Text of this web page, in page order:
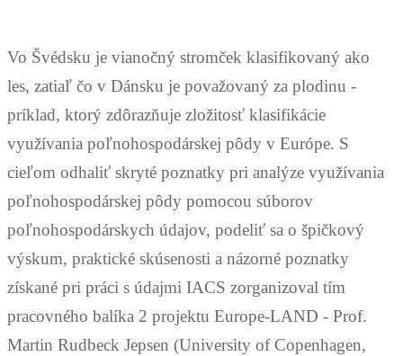
Vo Švédsku je vianočný stromček klasifikovaný ako
les, zatiaľ čo v Dánsku je považovaný za plodinu -
príklad, ktorý zdôrazňuje zložitosť klasifikácie
využívania poľnohospodárskej pôdy v Európe. S
cieľom odhaliť skryté poznatky pri analýze využívania
poľnohospodárskej pôdy pomocou súborov
poľnohospodárskych údajov, podeliť sa o špičkový
výskum, praktické skúsenosti a názorné poznatky
získané pri práci s údajmi IACS zorganizoval tím
pracovného balíka 2 projektu Europe-LAND - Prof.
Martin Rudbeck Jepsen (University of Copenhagen,